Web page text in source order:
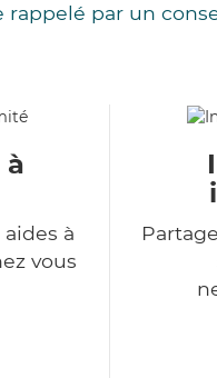
rappelé par un
à
à
vous